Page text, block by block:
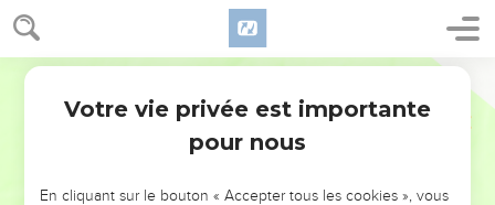
NE MANQUEZ PAS L’ÉVÉNEMENT
Votre vie privée est importante
pour nous
En cliquant sur le bouton « Accepter tous les cookies », vous